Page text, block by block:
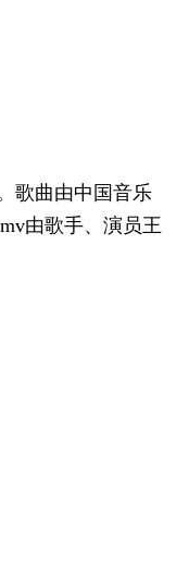
歌曲由中国音乐
由歌手、演员王